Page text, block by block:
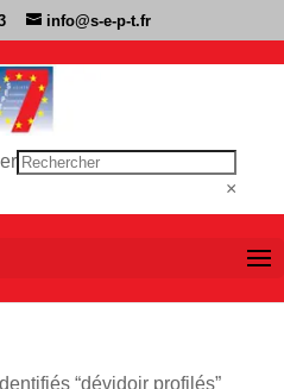
info@s-e-p-t.fr
×
“dévidoir profilés”